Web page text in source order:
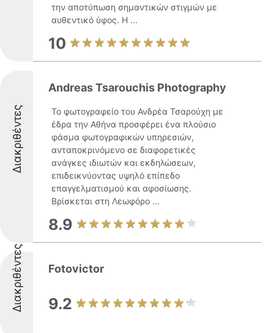
την αποτύπωση σημαντικών στιγμών με
αυθεντικό ύφος. Η ...
10
Διακριθέντες
Andreas Tsarouchis Photography
Το φωτογραφείο του Ανδρέα Τσαρούχη με
έδρα την Αθήνα προσφέρει ένα πλούσιο
φάσμα φωτογραφικών υπηρεσιών,
ανταποκρινόμενο σε διαφορετικές
ανάγκες ιδιωτών και εκδηλώσεων,
επιδεικνύοντας υψηλό επίπεδο
επαγγελματισμού και αφοσίωσης.
Βρίσκεται στη Λεωφόρο ...
8.9
Διακριθέντες Fotovictor
9.2